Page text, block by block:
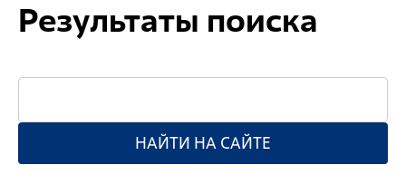
Результаты поиска
НАЙТИ НА САЙТЕ